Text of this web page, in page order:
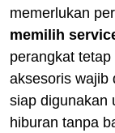
memerlukan
memilih
perangkat
aksesoris wajib
siap digunakan
hiburan tanpa